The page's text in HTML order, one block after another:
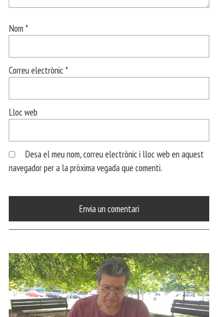
Nom *
Correu electrònic *
Lloc web
Desa el meu nom, correu electrònic i lloc web en aquest
navegador per a la pròxima vegada que comenti.